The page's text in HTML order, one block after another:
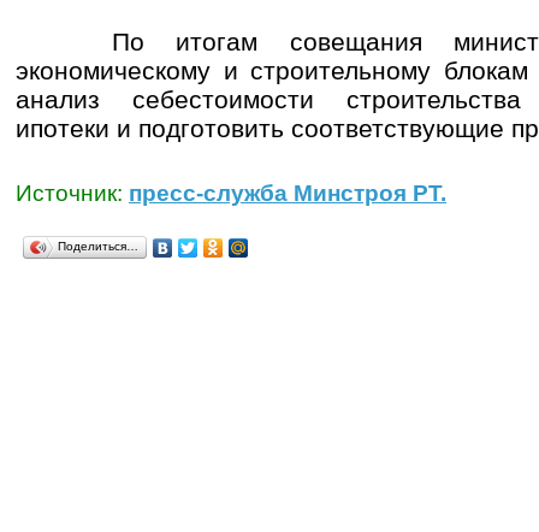
По итогам совещания
экономическому и строительному
анализ себестоимости
ипотеки и подготовить соответствующие
Источник: пресс-служба Минстроя РТ.
Поделиться…